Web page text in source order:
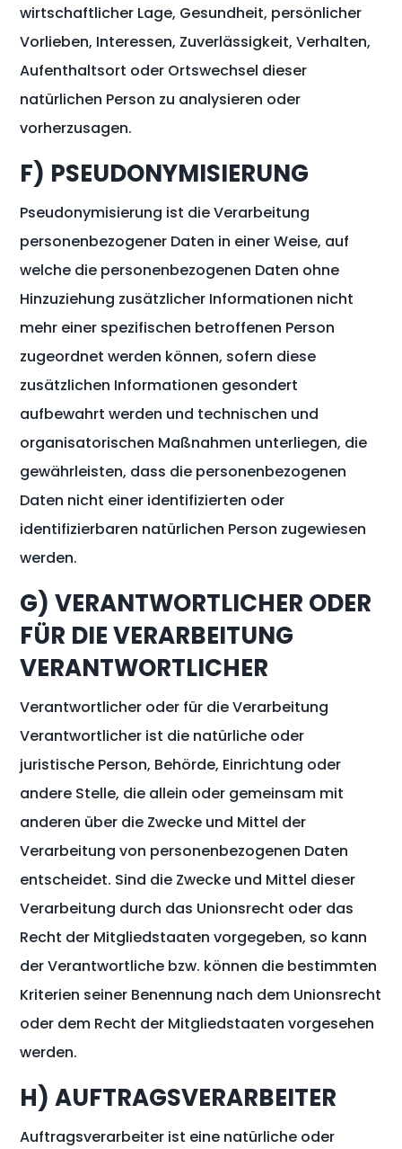
wirtschaftlicher Lage, Gesundheit, persönlicher
Vorlieben, Interessen, Zuverlässigkeit, Verhalten,
Aufenthaltsort oder Ortswechsel dieser
natürlichen Person zu analysieren oder
vorherzusagen.
F) PSEUDONYMISIERUNG
Pseudonymisierung ist die Verarbeitung
personenbezogener Daten in einer Weise, auf
welche die personenbezogenen Daten ohne
Hinzuziehung zusätzlicher Informationen nicht
mehr einer spezifischen betroffenen Person
zugeordnet werden können, sofern diese
zusätzlichen Informationen gesondert
aufbewahrt werden und technischen und
organisatorischen Maßnahmen unterliegen, die
gewährleisten, dass die personenbezogenen
Daten nicht einer identifizierten oder
identifizierbaren natürlichen Person zugewiesen
werden.
G) VERANTWORTLICHER ODER
FÜR DIE VERARBEITUNG
VERANTWORTLICHER
Verantwortlicher oder für die Verarbeitung
Verantwortlicher ist die natürliche oder
juristische Person, Behörde, Einrichtung oder
andere Stelle, die allein oder gemeinsam mit
anderen über die Zwecke und Mittel der
Verarbeitung von personenbezogenen Daten
entscheidet. Sind die Zwecke und Mittel dieser
Verarbeitung durch das Unionsrecht oder das
Recht der Mitgliedstaaten vorgegeben, so kann
der Verantwortliche bzw. können die bestimmten
Kriterien seiner Benennung nach dem Unionsrecht
oder dem Recht der Mitgliedstaaten vorgesehen
werden.
H) AUFTRAGSVERARBEITER
Auftragsverarbeiter ist eine natürliche oder